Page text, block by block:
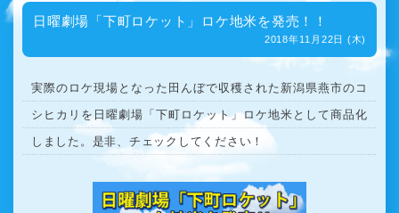
日曜劇場「下町ロケット」ロケ地米を発売！！
2018年11月22日 (木)
実際のロケ現場となった田んぼで収穫された新潟県燕市のコ
シヒカリを日曜劇場「下町ロケット」ロケ地米として商品化
しました。是非、チェックしてください！